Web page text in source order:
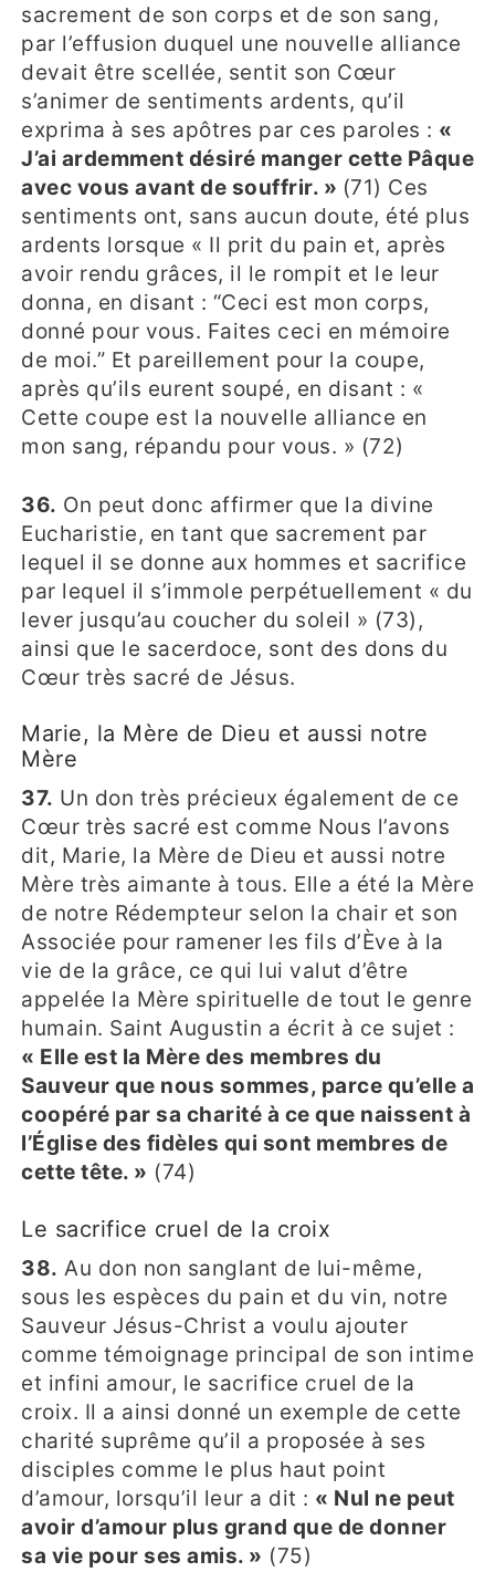
sacrement de son corps et de son sang,
par l’effusion duquel une nouvelle alliance
devait être scellée, sentit son Cœur
s’animer de sentiments ardents, qu’il
exprima à ses apôtres par ces paroles : «
J’ai ardemment désiré manger cette Pâque
avec vous avant de souffrir. » (71) Ces
sentiments ont, sans aucun doute, été plus
ardents lorsque « Il prit du pain et, après
avoir rendu grâces, il le rompit et le leur
donna, en disant : “Ceci est mon corps,
donné pour vous. Faites ceci en mémoire
de moi.” Et pareillement pour la coupe,
après qu’ils eurent soupé, en disant : «
Cette coupe est la nouvelle alliance en
mon sang, répandu pour vous. » (72)
36. On peut donc affirmer que la divine
Eucharistie, en tant que sacrement par
lequel il se donne aux hommes et sacrifice
par lequel il s’immole perpétuellement « du
lever jusqu’au coucher du soleil » (73),
ainsi que le sacerdoce, sont des dons du
Cœur très sacré de Jésus.
Marie, la Mère de Dieu et aussi notre
Mère
37. Un don très précieux également de ce
Cœur très sacré est comme Nous l’avons
dit, Marie, la Mère de Dieu et aussi notre
Mère très aimante à tous. Elle a été la Mère
de notre Rédempteur selon la chair et son
Associée pour ramener les fils d’Ève à la
vie de la grâce, ce qui lui valut d’être
appelée la Mère spirituelle de tout le genre
humain. Saint Augustin a écrit à ce sujet :
« Elle est la Mère des membres du
Sauveur que nous sommes, parce qu’elle a
coopéré par sa charité à ce que naissent à
l’Église des fidèles qui sont membres de
cette tête. » (74)
Le sacrifice cruel de la croix
38. Au don non sanglant de lui-même,
sous les espèces du pain et du vin, notre
Sauveur Jésus-Christ a voulu ajouter
comme témoignage principal de son intime
et infini amour, le sacrifice cruel de la
croix. Il a ainsi donné un exemple de cette
charité suprême qu’il a proposée à ses
disciples comme le plus haut point
d’amour, lorsqu’il leur a dit : « Nul ne peut
avoir d’amour plus grand que de donner
sa vie pour ses amis. » (75)